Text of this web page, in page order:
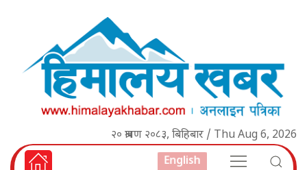
२० श्रावण २०८३, बिहिबार / Thu Aug 6, 2026
English